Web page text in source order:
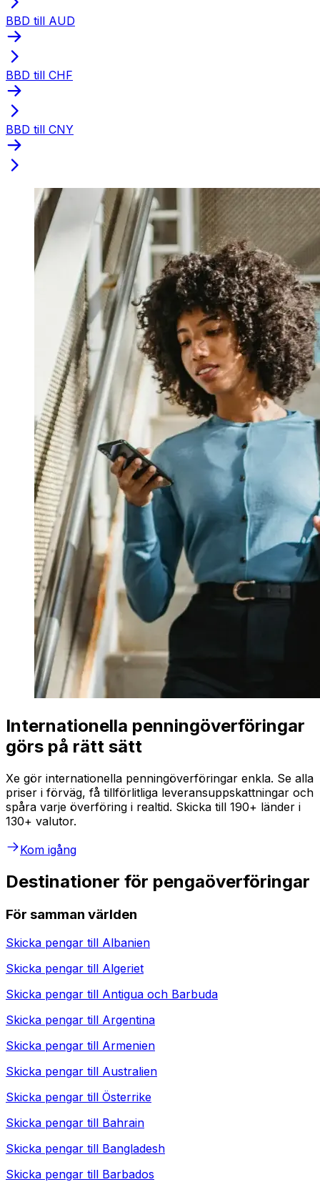
BBD till AUD
BBD till CHF
BBD till CNY
Internationella penningöverföringar
görs på rätt sätt
Xe gör internationella penningöverföringar enkla. Se alla
priser i förväg, få tillförlitliga leveransuppskattningar och
spåra varje överföring i realtid. Skicka till 190+ länder i
130+ valutor.
Kom igång
Destinationer för pengaöverföringar
För samman världen
Skicka pengar till Albanien
Skicka pengar till Algeriet
Skicka pengar till Antigua och Barbuda
Skicka pengar till Argentina
Skicka pengar till Armenien
Skicka pengar till Australien
Skicka pengar till Österrike
Skicka pengar till Bahrain
Skicka pengar till Bangladesh
Skicka pengar till Barbados